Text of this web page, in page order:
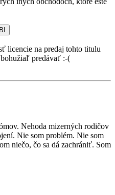
licencie na predaj tohto titulu
predávať :-(
Nehoda mizerných rodičov
Nie som problém. Nie som
niečo, čo sa dá zachrániť. Som